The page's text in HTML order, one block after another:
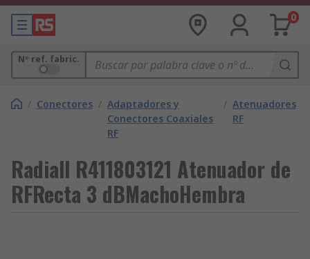
0
Nº ref. fabric.
/ Conectores / Adaptadores y
Conectores Coaxiales
RF
/ Atenuadores
RF
Radiall R411803121 Atenuador de
RFRecta 3 dBMachoHembra